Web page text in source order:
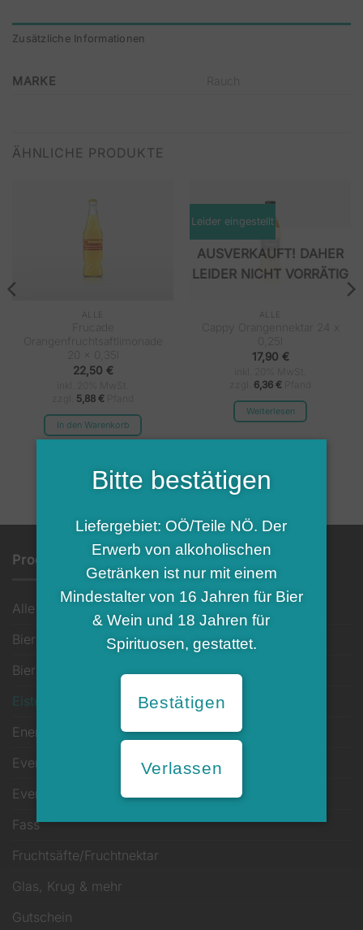
Zusätzliche Informationen
MARKE
ÄHNLICHE PRODUKTE
ALLE
22,50 €
5,88 €
In den Warenkorb
Leider eingestellt
NICHT VORRÄTIG
ALLE
17,90 €
6,36 €
Weiterlesen
Produkt-Kategorien
Alle
Bier alkoholfrei
Bier klassisch
Eistee
Energy- & Lifestyle Drink
Event- & Leihinventar
Event-Zubehör
Fass
Fruchtsäfte/Fruchtnektar
Glas, Krug & mehr
Gutschein
Bitte bestätigen
Liefergebiet: OÖ/Teile NÖ. Der
Erwerb von alkoholischen
Getränken ist nur mit einem
Mindestalter von 16 Jahren für Bier
& Wein und 18 Jahren für
Spirituosen, gestattet.
Bestätigen
Verlassen